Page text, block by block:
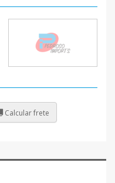
Calcular frete